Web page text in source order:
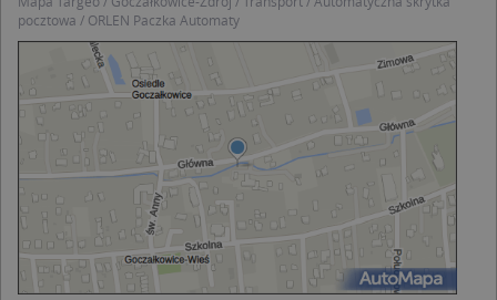
pocztowa
ORLEN Paczka Automaty